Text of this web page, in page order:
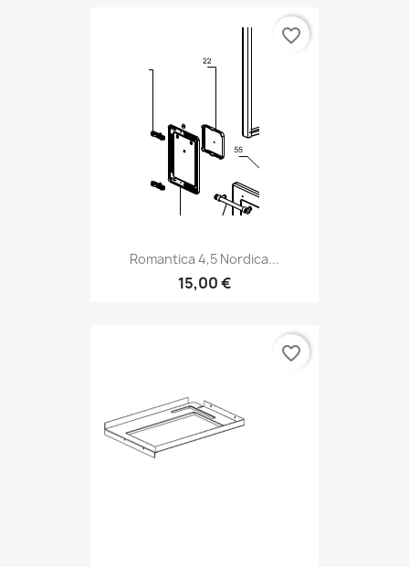
Romantica 4,5 Nordica...
15,00 €
favorite_border
favorite_border